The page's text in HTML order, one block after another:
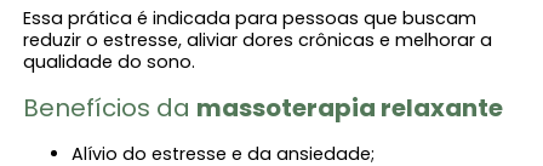
Essa prática é indicada para pessoas que buscam
reduzir o estresse, aliviar dores crônicas e melhorar a
qualidade do sono.
Benefícios da massoterapia relaxante
Alívio do estresse e da ansiedade;